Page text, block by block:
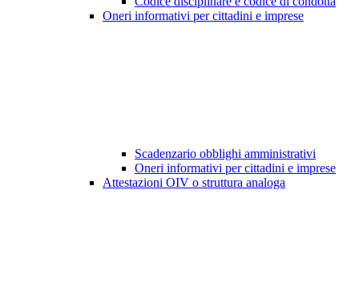
Oneri informativi per cittadini e imprese
Scadenzario obblighi amministrativi
Oneri informativi per cittadini e imprese
Attestazioni OIV o struttura analoga